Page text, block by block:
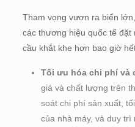
Tham vọng vươn ra biển
các thương hiệu quốc tế đặt
cầu khắt khe hơn bao giờ
Tối ưu hóa chi phí và
giá và chất lượng trên
soát chi phí sản xuất,
của nhà máy, và duy